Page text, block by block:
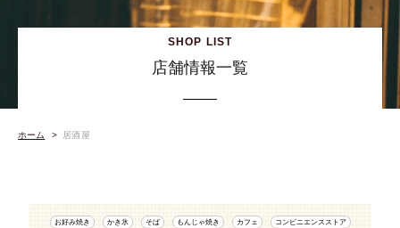
SHOP LIST
店舗情報一覧
ホーム 居酒屋
お好み焼き かき氷 そば もんじゃ焼き カフェ コンビニエンスストア